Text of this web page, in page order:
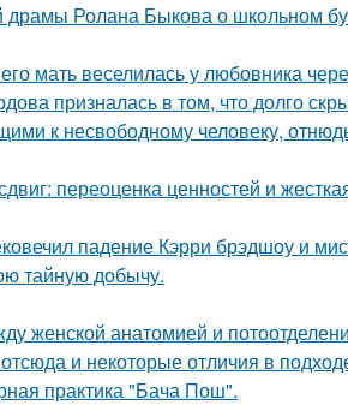
драмы Ролана Быкова о школьном
мать веселилась у любовника
призналась в том, что долго
к несвободному человеку,
переоценка ценностей и
падение Кэрри брэдшоу и
тайную добычу.
женской анатомией и
и некоторые отличия в
практика "Бача Пош".